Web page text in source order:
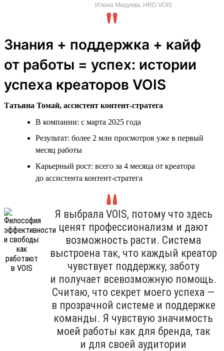
Илона Мацуева, HRD VOIS
Знания + поддержка + кайф
от работы = успех: истории
успеха креаторов VOIS
Татьяна Томай, ассистент контент-стратега
В компании: с марта 2025 года
Результат: более 2 млн просмотров уже в первый
месяц работы
Карьерный рост: всего за 4 месяца от креатора
до ассистента контент-стратега
Я выбрала VOIS, потому что здесь
ценят профессионализм и дают
возможность расти. Система
выстроена так, что каждый креатор
чувствует поддержку, заботу
и получает всевозможную помощь.
Считаю, что секрет моего успеха —
в прозрачной системе и поддержке
команды. Я чувствую значимость
моей работы как для бренда, так
и для своей аудитории